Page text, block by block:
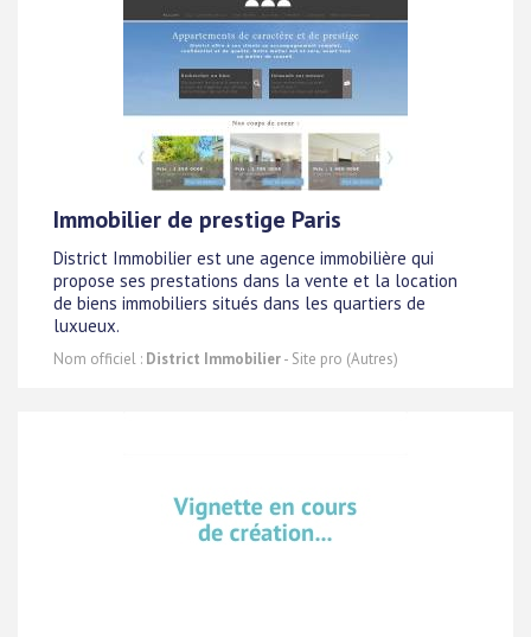
Immobilier de prestige Paris
District Immobilier est une agence immobilière qui
propose ses prestations dans la vente et la location
de biens immobiliers situés dans les quartiers de
luxueux.
Nom officiel : District Immobilier- Site pro (Autres)